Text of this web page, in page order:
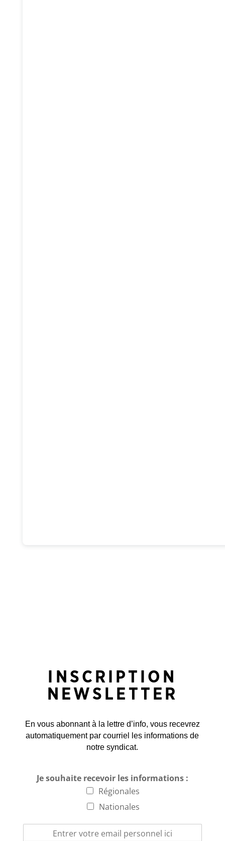
INSCRIPTION
NEWSLETTER
En vous abonnant à la lettre d’info, vous recevrez
automatiquement par courriel les informations de
notre syndicat.
Je souhaite recevoir les informations :
Régionales
Nationales